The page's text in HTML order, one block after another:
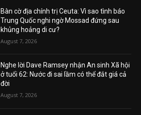
Bàn cờ địa chính trị Ceuta: Vì sao tình báo
Trung Quốc nghi ngờ Mossad đứng sau
khủng hoảng di cư?
August 7, 2026
Nghe lời Dave Ramsey nhận An sinh Xã hội
ở tuổi 62: Nước đi sai lầm có thể đắt giá cả
đời
August 7, 2026